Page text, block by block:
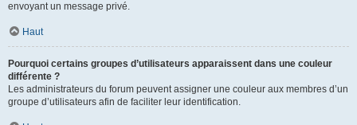
envoyant un message privé.
Haut
Pourquoi certains groupes d’utilisateurs apparaissent dans une couleur
différente ?
Les administrateurs du forum peuvent assigner une couleur aux membres d’un
groupe d’utilisateurs afin de faciliter leur identification.